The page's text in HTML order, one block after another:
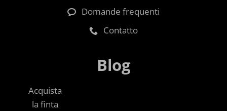
Domande frequenti
Contatto
Blog
Acquista
la finta